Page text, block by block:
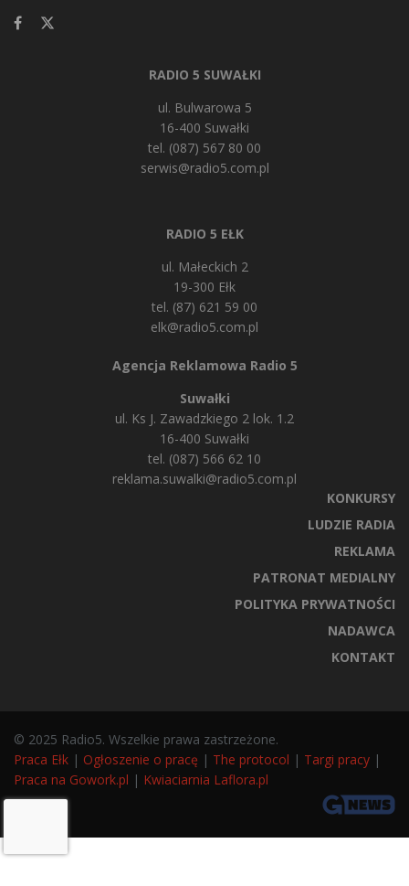
RADIO 5 SUWAŁKI
ul. Bulwarowa 5
16-400 Suwałki
tel. (087) 567 80 00
serwis@radio5.com.pl
RADIO 5 EŁK
ul. Małeckich 2
19-300 Ełk
tel. (87) 621 59 00
elk@radio5.com.pl
Agencja Reklamowa Radio 5
Suwałki
ul. Ks J. Zawadzkiego 2 lok. 1.2
16-400 Suwałki
tel. (087) 566 62 10
reklama.suwalki@radio5.com.pl
KONKURSY
LUDZIE RADIA
REKLAMA
PATRONAT MEDIALNY
POLITYKA PRYWATNOŚCI
NADAWCA
KONTAKT
© 2025 Radio5. Wszelkie prawa zastrzeżone.
Praca Ełk | Ogłoszenie o pracę | The protocol | Targi pracy |
Praca na Gowork.pl | Kwiaciarnia Laflora.pl